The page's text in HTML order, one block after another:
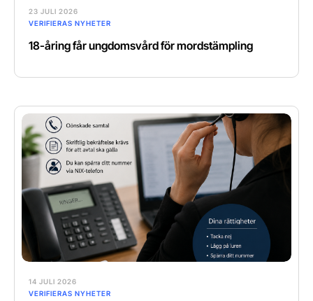
23 JULI 2026
VERIFIERAS NYHETER
18-åring får ungdomsvård för mordstämpling
14 JULI 2026
VERIFIERAS NYHETER